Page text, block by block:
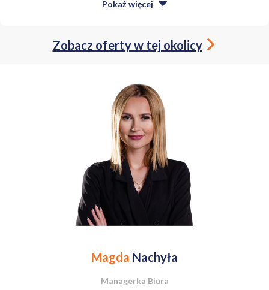
możliwość adaptacji strychuna dodatkowe pokoje,
garaż
ogrodzona posesja
nowe rynny założone w 2026 roku
3 ustawne pokoje
Dodatkowa przestrzeń
Dużym atutem domu jeststrych z możliwością adaptacji
niezależne mieszkanie,
Pokaż więcej
Zobacz oferty w tej okolicy
Magda Nachyła
Managerka Biura